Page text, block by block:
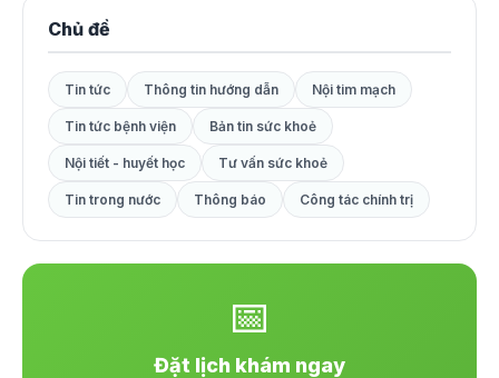
Chủ đề
Tin tức Thông tin hướng dẫn Nội tim mạch
Tin tức bệnh viện Bản tin sức khoẻ
Nội tiết - huyết học Tư vấn sức khoẻ
Tin trong nước Thông báo Công tác chính trị
📅
Đặt lịch khám ngay